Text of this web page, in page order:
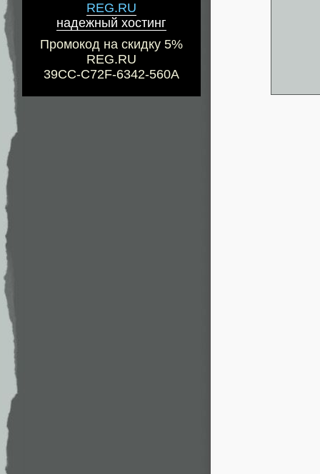
REG.RU
надежный хостинг
Промокод на скидку 5%
REG.RU
39CC-C72F-6342-560A